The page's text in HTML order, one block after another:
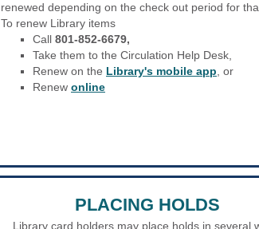
renewed depending on the check out period for
To renew Library items
Call 801-852-6679,
Take them to the Circulation Help Desk,
Renew on the Library's mobile app , or
Renew online
PLACING HOLDS
Library card holders may place holds in several